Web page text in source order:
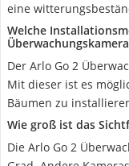
eine
Welche
Der Arlo Go 2
Mit dieser ist es
Bäumen zu
Wie groß ist das
Die Arlo Go 2